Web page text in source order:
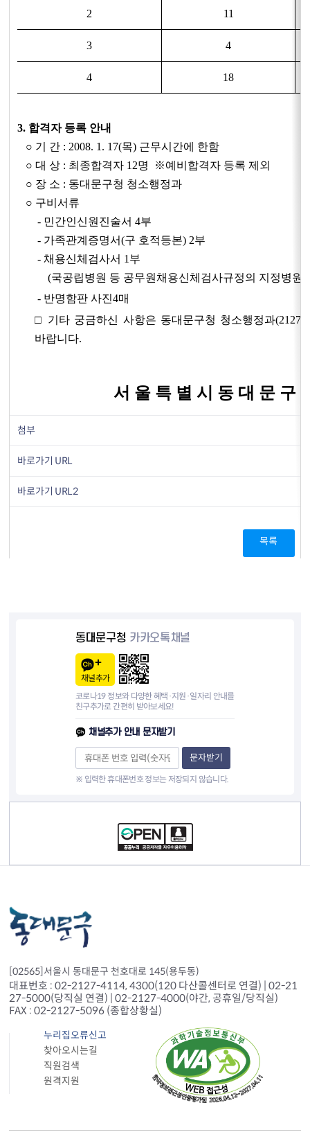
2 11
3 4
4 18
3. 합격자 등록 안내
○ 기 간 : 2008. 1. 17(목) 근무시간에 한함
○ 대 상 : 최종합격자 12명 ※예비합격자 등록 제외
○ 장 소 : 동대문구청 청소행정과
○ 구비서류
- 민간인신원진술서 4부
- 가족관계증명서(구 호적등본) 2부
- 채용신체검사서 1부
(국공립병원 등 공무원채용신체검사규정의 지정병원)
- 반명함판 사진4매
□ 기타 궁금하신 사항은 동대문구청 청소행정과(2127-
바랍니다.
서 울 특 별 시 동 대 문 구
첨부
바로가기 URL
바로가기 URL2
목록
동대문구청 카카오톡채널
채널추가
코로나19 정보와 다양한 혜택·지원·일자리 안내를
친구추가로 간편히 받아보세요!
채널추가 안내 문자받기
문자받기
※ 입력한 휴대폰번호 정보는 저장되지 않습니다.
[02565]서울시 동대문구 천호대로 145(용두동)
대표번호 : 02-2127-4114, 4300(120 다산콜센터로 연결) | 02-21
27-5000(당직실 연결) | 02-2127-4000(야간, 공휴일/당직실)
FAX : 02-2127-5096 (종합상황실)
누리집오류신고
찾아오시는길
직원검색
원격지원